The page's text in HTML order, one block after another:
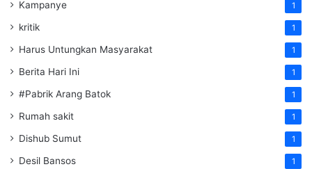
Kampanye 1
kritik 1
Harus Untungkan Masyarakat 1
Berita Hari Ini 1
#Pabrik Arang Batok 1
Rumah sakit 1
Dishub Sumut 1
Desil Bansos 1